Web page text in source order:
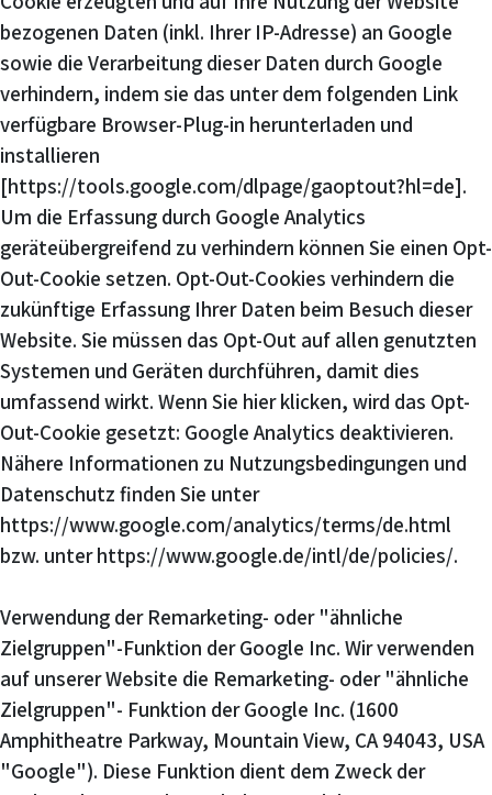
bezogenen Daten (inkl. Ihrer IP-Adresse) an Google
sowie die Verarbeitung dieser Daten durch Google
verhindern, indem sie das unter dem folgenden Link
verfügbare Browser-Plug-in herunterladen und
installieren
[https://tools.google.com/dlpage/gaoptout?hl=de].
Um die Erfassung durch Google Analytics
geräteübergreifend zu verhindern können Sie einen Opt-
Out-Cookie setzen. Opt-Out-Cookies verhindern die
zukünftige Erfassung Ihrer Daten beim Besuch dieser
Website. Sie müssen das Opt-Out auf allen genutzten
Systemen und Geräten durchführen, damit dies
umfassend wirkt. Wenn Sie hier klicken, wird das Opt-
Out-Cookie gesetzt: Google Analytics deaktivieren.
Nähere Informationen zu Nutzungsbedingungen und
Datenschutz finden Sie unter
https://www.google.com/analytics/terms/de.html
bzw. unter https://www.google.de/intl/de/policies/.
Verwendung der Remarketing- oder "ähnliche
Zielgruppen"-Funktion der Google Inc. Wir verwenden
auf unserer Website die Remarketing- oder "ähnliche
Zielgruppen"- Funktion der Google Inc. (1600
Amphitheatre Parkway, Mountain View, CA 94043, USA
"Google"). Diese Funktion dient dem Zweck der